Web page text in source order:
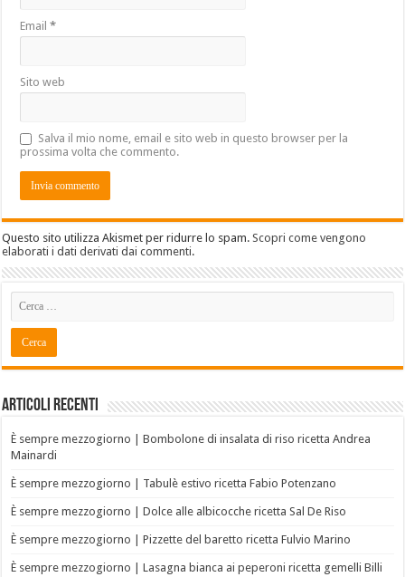
Email*
Sito web
Salva il mio nome, email e sito web in questo browser per la
prossima volta che commento.
Questo sito utilizza Akismet per ridurre lo spam.Scopri come vengono
elaborati i dati derivati dai commenti.
Articoli recenti
È sempre mezzogiorno | Bombolone di insalata di riso ricetta Andrea
Mainardi
È sempre mezzogiorno | Tabulè estivo ricetta Fabio Potenzano
È sempre mezzogiorno | Dolce alle albicocche ricetta Sal De Riso
È sempre mezzogiorno | Pizzette del baretto ricetta Fulvio Marino
È sempre mezzogiorno | Lasagna bianca ai peperoni ricetta gemelli Billi